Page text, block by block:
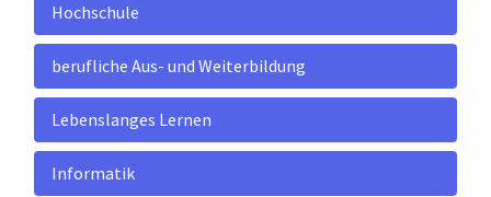
Hochschule
berufliche Aus- und Weiterbildung
Lebenslanges Lernen
Informatik